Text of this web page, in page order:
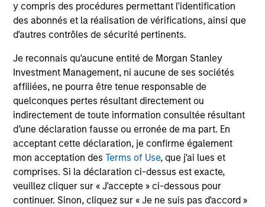
y compris des procédures permettant l'identification
des abonnés et la réalisation de vérifications, ainsi que
d'autres contrôles de sécurité pertinents.
Je reconnais qu'aucune entité de Morgan Stanley
Investment Management, ni aucune de ses sociétés
affiliées, ne pourra être tenue responsable de
quelconques pertes résultant directement ou
indirectement de toute information consultée résultant
d’une déclaration fausse ou erronée de ma part. En
acceptant cette déclaration, je confirme également
mon acceptation desTerms of Use, que j'ai lues et
comprises. Si la déclaration ci-dessus est exacte,
veuillez cliquer sur « J'accepte » ci-dessous pour
continuer. Sinon, cliquez sur « Je ne suis pas d'accord »
rendements peuvent augmenter ou diminuer en
raison des fluctuations de change. Tous les
calculs des données de performance sont basés
sur une comparaison de la VL, sont exprimés nets
de frais et ne prennent pas en compte les
commissions et coûts relatifs à l’émission et au
rachat de parts. La source de toutes les données
relatives aux performances et aux indices est
Morgan Stanley Investment Management.Merci
cliquer icipour obtenir des informations
complémentaires sur les performances et autres
éléments importants, qui doivent être lus
attentivement.